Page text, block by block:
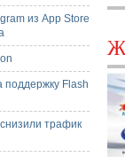
из App Store
поддержку Flash
трафик